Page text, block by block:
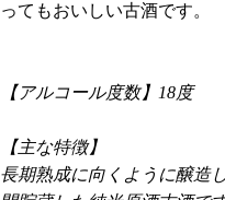
ってもおいしい古酒です。
【アルコール度数】18度
【主な特徴】
長期熟成に向くように醸造